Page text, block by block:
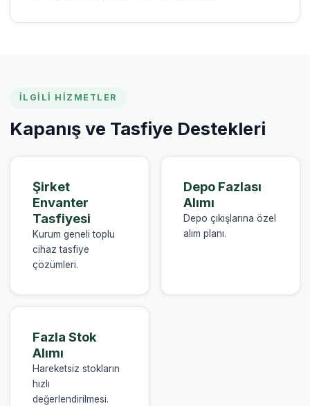
İLGILI HIZMETLER
Kapanış ve Tasfiye Destekleri
Şirket
Envanter
Tasfiyesi
Kurum geneli toplu
cihaz tasfiye
çözümleri.
Depo Fazlası
Alımı
Depo çıkışlarına özel
alım planı.
Fazla Stok
Alımı
Hareketsiz stokların
hızlı
değerlendirilmesi.